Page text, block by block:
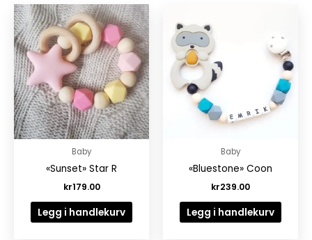
Baby
«Sunset» Star R
kr179.00
Legg i handlekurv
Baby
«Bluestone» Coon
kr239.00
Legg i handlekurv